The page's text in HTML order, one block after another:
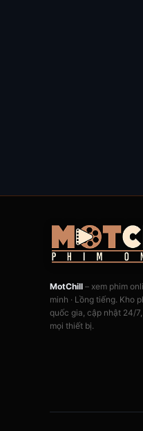
MotChill – xem phim
minh · Lồng tiếng. Kho
quốc gia, cập nhật 24/
mọi thiết bị.